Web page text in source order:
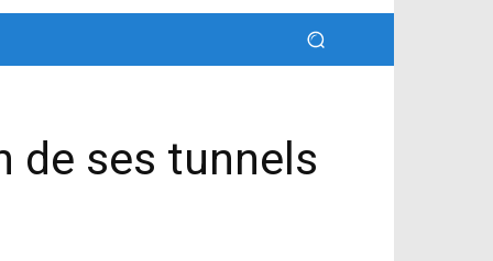
de ses tunnels